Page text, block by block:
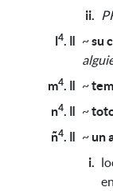
ii.
l4. ǁ ~su
m4. ǁ ~
n4. ǁ ~
ñ4. ǁ ~un
i.